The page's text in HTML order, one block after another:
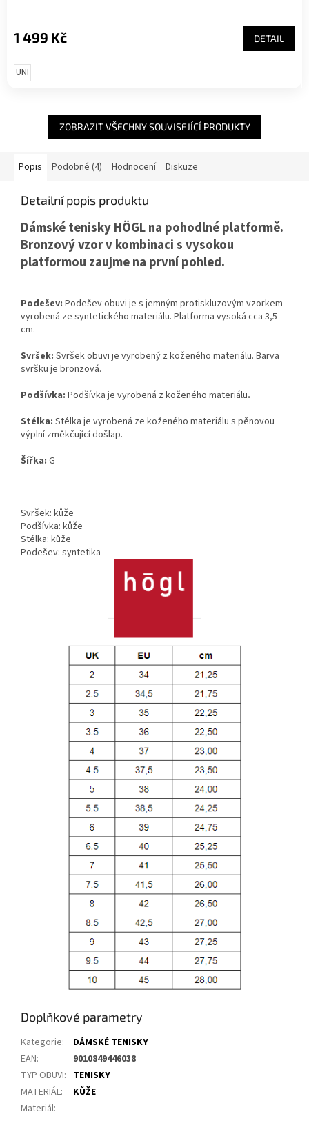
1 499 Kč DETAIL
UNI
ZOBRAZIT VŠECHNY SOUVISEJÍCÍ PRODUKTY
Popis Podobné (4) Hodnocení Diskuze
Detailní popis produktu
Dámské tenisky HÖGL na pohodlné platformě.
Bronzový vzor v kombinaci s vysokou
platformou zaujme na první pohled.
Podešev: Podešev obuvi je s jemným protiskluzovým vzorkem
vyrobená ze syntetického materiálu. Platforma vysoká cca 3,5
cm.
Svršek: Svršek obuvi je vyrobený z koženého materiálu. Barva
svršku je bronzová.
Podšívka: Podšívka je vyrobená z koženého materiálu.
Stélka: Stélka je vyrobená ze koženého materiálu s pěnovou
výplní změkčující došlap.
Šířka: G
Svršek: kůže
Podšívka: kůže
Stélka: kůže
Podešev: syntetika
Doplňkové parametry
Kategorie:
DÁMSKÉ TENISKY
EAN:
9010849446038
TYP OBUVI: TENISKY
MATERIÁL:
KŮŽE
Materiál: